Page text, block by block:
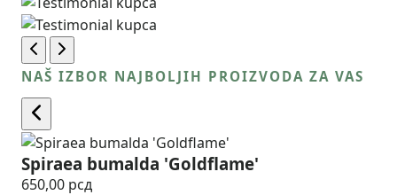
NAŠ IZBOR NAJBOLJIH PROIZVODA ZA VAS
Spiraea bumalda 'Goldflame'
650,00 рсд